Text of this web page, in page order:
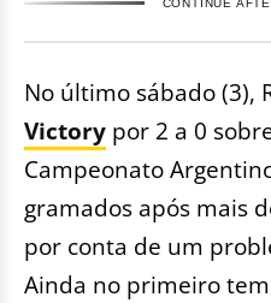
CONTINUE
No último sábado (3),
Victory por 2 a 0
Campeonato
gramados após mais
por conta de um
Ainda no primeiro